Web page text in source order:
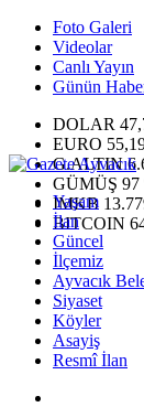
Foto Galeri
Videolar
Canlı Yayın
Günün
DOLAR
EURO
G.ALTIN
GÜMÜŞ 97
IMKB
BITCOIN
Yaşam
İlan
Güncel
İlçemiz
Ayvacık
Siyaset
Köyler
Asayiş
Resmî İlan